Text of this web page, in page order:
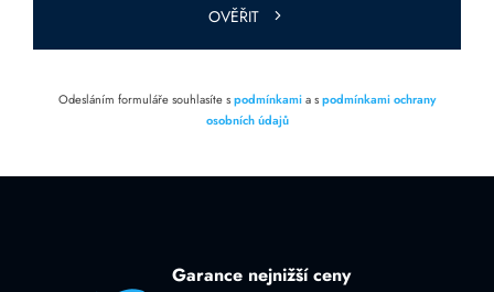
OVĚŘIT
Odesláním formuláře souhlasíte spodmínkamia spodmínkami ochrany
osobních údajů
Garance nejnižší ceny